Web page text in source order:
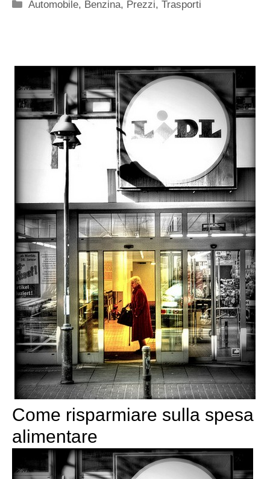
Categorie
Automobile, Benzina, Prezzi,Trasporti
Come risparmiare sulla spesa
alimentare